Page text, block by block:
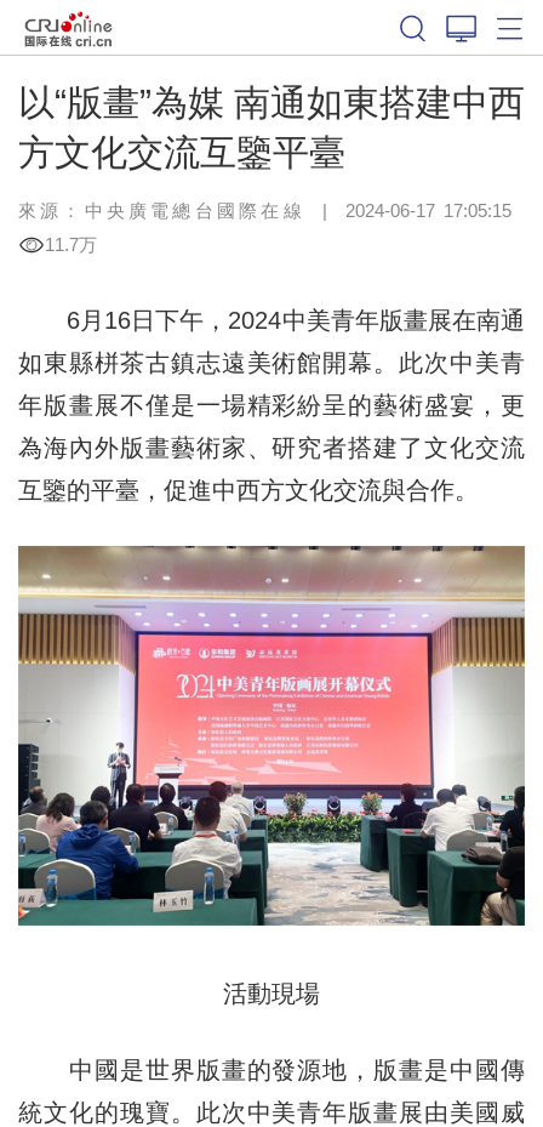
以“版畫”為媒 南通如東搭建中西
方文化交流互鑒平臺
來源：中央廣電總台國際在線 | 2024-06-17 17:05:15
11.7万
6月16日下午，2024中美青年版畫展在南通
如東縣栟茶古鎮志遠美術館開幕。此次中美青
年版畫展不僅是一場精彩紛呈的藝術盛宴，更
為海內外版畫藝術家、研究者搭建了文化交流
互鑒的平臺，促進中西方文化交流與合作。
活動現場
中國是世界版畫的發源地，版畫是中國傳
統文化的瑰寶。此次中美青年版畫展由美國威